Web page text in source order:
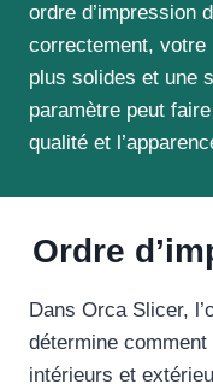
ordre d’impression
correctement, votre
plus solides et une
paramètre peut
qualité et
Ordre
Dans Orca Slicer,
détermine
intérieurs et